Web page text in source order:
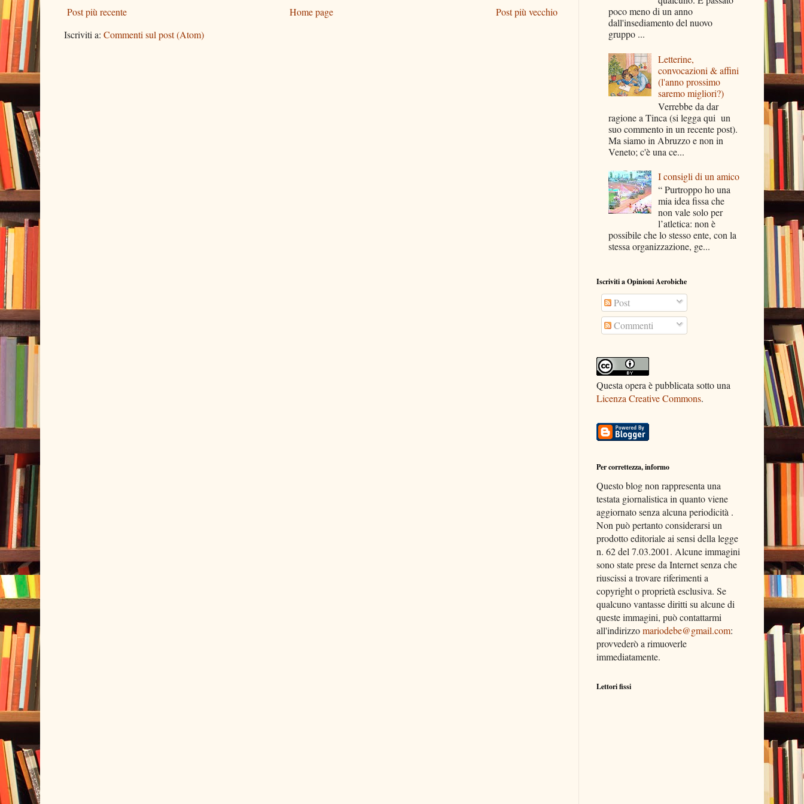
Post più recente Post più vecchio
Home page
Iscriviti a: Commenti sul post (Atom)
poco meno di un anno
dall'insediamento del nuovo
gruppo ...
Letterine,
convocazioni & affini
(l'anno prossimo
saremo migliori?)
Verrebbe da dar
ragione a Tinca (si legga qui un
suo commento in un recente post).
Ma siamo in Abruzzo e non in
Veneto; c'è una ce...
I consigli di un amico
“ Purtroppo ho una
mia idea fissa che
non vale solo per
l’atletica: non è
possibile che lo stesso ente, con la
stessa organizzazione, ge...
Iscriviti a Opinioni Aerobiche
Post
Commenti
Questa opera è pubblicata sotto una
Licenza Creative Commons.
Per correttezza, informo
Questo blog non rappresenta una
testata giornalistica in quanto viene
aggiornato senza alcuna periodicità .
Non può pertanto considerarsi un
prodotto editoriale ai sensi della legge
n. 62 del 7.03.2001. Alcune immagini
sono state prese da Internet senza che
riuscissi a trovare riferimenti a
copyright o proprietà esclusiva. Se
qualcuno vantasse diritti su alcune di
queste immagini, può contattarmi
all'indirizzomariodebe@gmail.com:
provvederò a rimuoverle
immediatamente.
Lettori fissi